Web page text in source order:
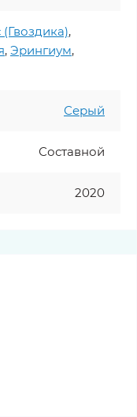
,
, Эрингиум,
Серый
Составной
2020